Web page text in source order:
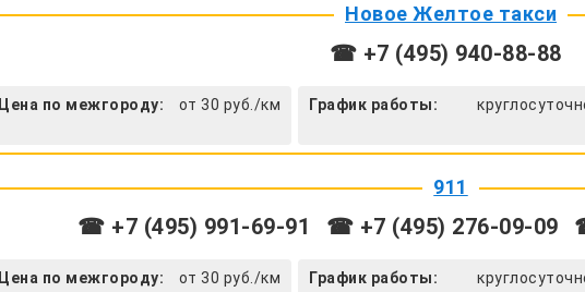
Новое Желтое такси
☎ +7 (495) 940-88-88
Цена по межгороду: от 30 руб./км График работы:
911
☎ +7 (495) 991-69-91 ☎ +7 (495) 276-09-09
Цена по межгороду: от 30 руб./км График работы: